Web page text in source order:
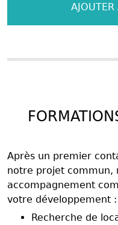
Après un premier
notre projet commun,
accompagnement
votre développement :
Recherche de